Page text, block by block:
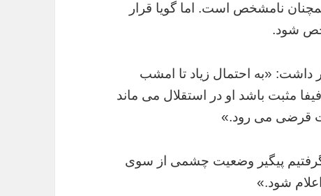
نامشخص است. اما گویا قرار
شود.
داشت: «به احتمال زیاد تا امشب
باشد او در استقلال می ماند
قرضی می رود.»
گرفتیم پیگیر وضعیت چشمی از سوی
شود.»